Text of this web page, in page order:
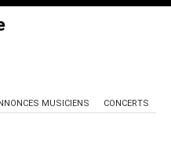
MUSICIENS
CONCERTS